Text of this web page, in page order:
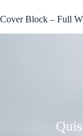
Cover Block – Full